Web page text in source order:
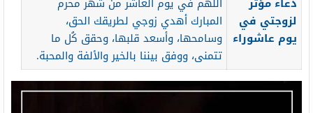
لزوجتي في
يوم عاشوراء
المبارك أهدي زوجي لطريقك الحق،
وسامحها، وأسعد قلبها، وحقق كُل ما
تتمنى، ووفق بيننا بالخير والألفة والمحبة.